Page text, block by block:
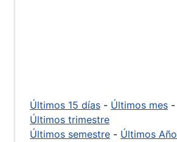
Últimos 15 días - Últimos mes -
Últimos trimestre
Últimos semestre - Últimos Año